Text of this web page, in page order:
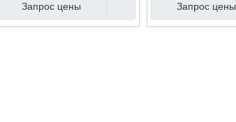
Запрос цены
14)
Запрос цены